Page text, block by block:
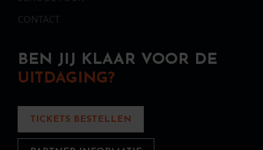
CONTACT
BEN JIJ KLAAR VOOR DE
UITDAGING?
TICKETS BESTELLEN